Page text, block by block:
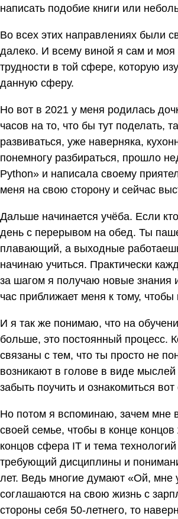
написать подобие книги или
Во всех этих направлениях были
далеко. И всему виной я сам и моя
трудности в той сфере, которую
данную сферу.
Но вот в 2021 у меня родилась
часов на то, что бы тут поделать,
развиваться, уже наверняка,
понемногу разбираться, прошло
Python» и написала своему
меня на свою сторону и сейчас
Дальше начинается учёба. Если
день с перерывом на обед. Ты
плавающий, а выходные
начинаю учиться. Практически
за шагом я получаю новые знания
час приближает меня к тому,
И я так же понимаю, что на
больше, это постоянный процесс.
связаны с тем, что ты просто не
возникают в голове в виде
забыть поучить и ознакомиться вот
Но потом я вспоминаю, зачем мне
своей семье, чтобы в конце
концов сфера IT и тема
требующий дисциплины и
лет. Ведь многие думают «Ой, мне
соглашаются на свою жизнь с
стороны себя 50-летнего, то